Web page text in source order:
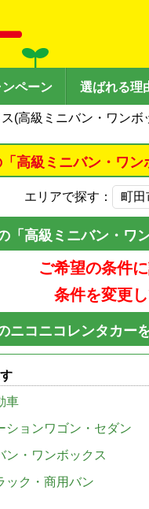
ンペーン 選ばれる理
(高級ミニバン・ワンボ
高級ミニバン・ワ
エリアで探す：
「高級ミニバン・ワ
ご希望の条件
条件を変更
ニコニコレンタカー
車
ションワゴン・セダン
ン・ワンボックス
ック・商用バン